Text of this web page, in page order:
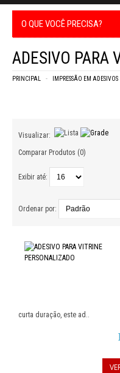
O QUE VOCÊ PRECISA?
ADESIVO PARA
PRINCIPAL IMPRESSÃO EM ADESIVOS
Visualizar:
Comparar Produtos (0)
Exibir até:
Ordenar por:
curta duração, este ad..